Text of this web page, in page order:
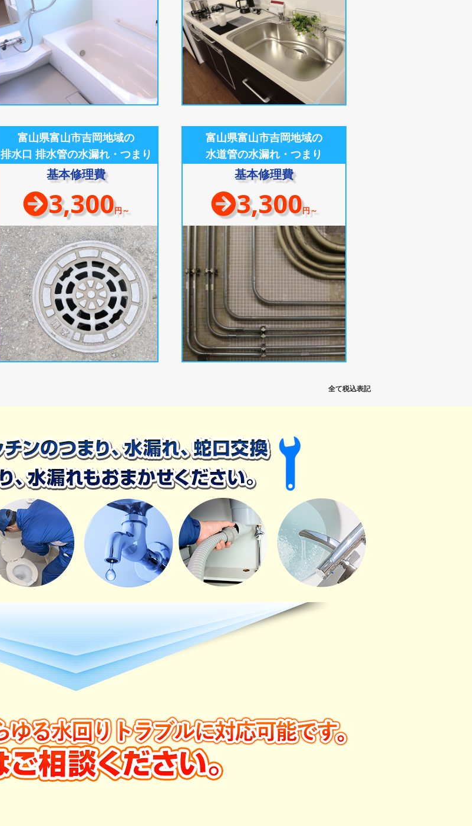
富山県富山市吉岡地域の
排水口 排水管の水漏れ・つまり
基本修理費
3,300円～
富山県富山市吉岡地域の
水道管の水漏れ・つまり
基本修理費
3,300円～
全て税込表記